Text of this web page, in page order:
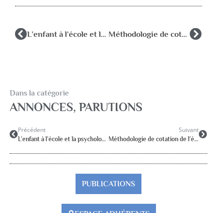
L’enfant à l’école et la psychologue Méthodologie de cotation de l’épreuve projective Children’s Apperception Test (CAT)
Dans la catégorie
ANNONCES, PARUTIONS
Précédent
L’enfant à l’école et la psychologue
Suivant
Méthodologie de cotation de l’épreuve projective Children’s Apperception Test (CAT)
PUBLICATIONS